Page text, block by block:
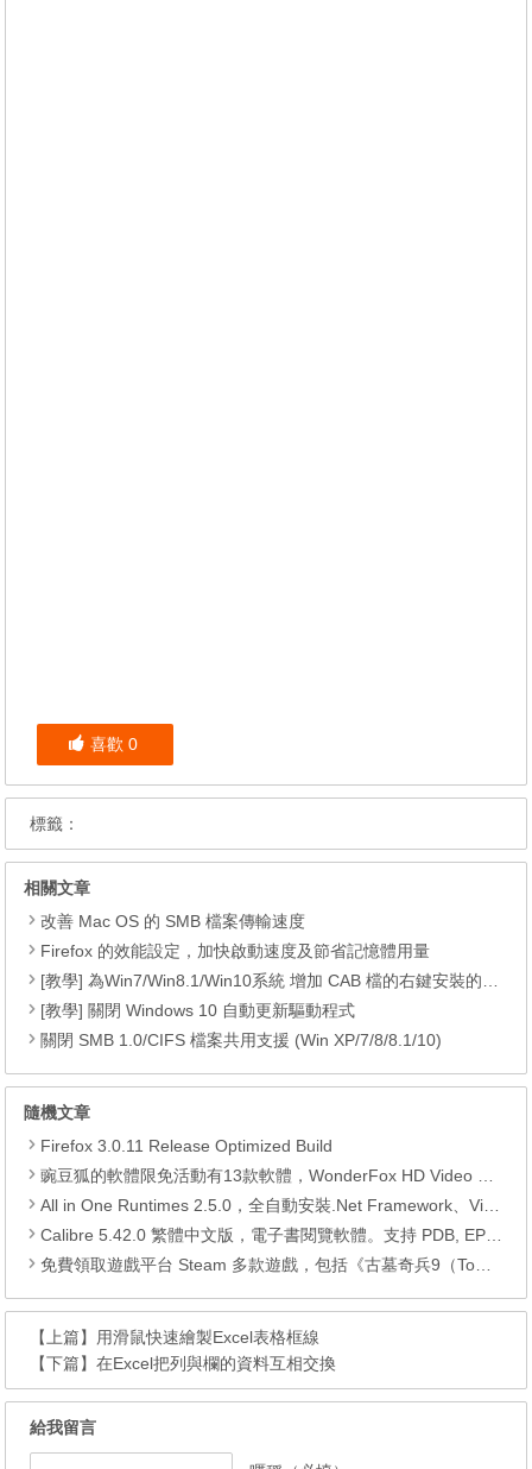
喜歡 0
標籤：
相關文章
改善 Mac OS 的 SMB 檔案傳輸速度
Firefox 的效能設定，加快啟動速度及節省記憶體用量
[教學] 為Win7/Win8.1/Win10系統 增加 CAB 檔的右鍵安裝的功能
[教學] 關閉 Windows 10 自動更新驅動程式
關閉 SMB 1.0/CIFS 檔案共用支援 (Win XP/7/8/8.1/10)
隨機文章
Firefox 3.0.11 Release Optimized Build
豌豆狐的軟體限免活動有13款軟體，WonderFox HD Video Converter Factory Pro、 Watermark Software、WiseCare 365 Pro、Seed4.Me VPN、WinToFlash Professional、RightNote Standard、ONLYOFFICE Cloud Office、Epubor Ultimate、Folder Marker Home 、Clipà.Vu、Preloaders、Animiz Professional 以及 DoYourData Uninstaller Pro。
All in One Runtimes 2.5.0，全自動安裝.Net Framework、Visual C++、DirectX、Flash Player、JRE
Calibre 5.42.0 繁體中文版，電子書閱覽軟體。支持 PDB, EPUB, MOBI, SNB
免費領取遊戲平台 Steam 多款遊戲，包括《古墓奇兵9（Tomb Raider）》、《古墓奇兵：歐西里斯神殿 LARA CROFT AND THE TEMPLE OF OSIRIS™》、《Deiland》、《Headsnatchers》、《Drawful 2》和《GOAT OF DUTY》。
【上篇】 用滑鼠快速繪製Excel表格框線
【下篇】在Excel把列與欄的資料互相交換
給我留言